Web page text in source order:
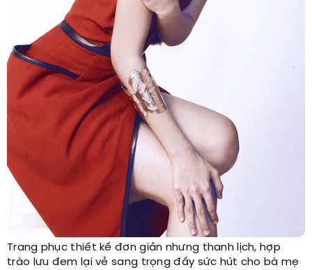
Trang phục thiết kế đơn giản nhưng thanh lịch, hợp
trào lưu đem lại vẻ sang trọng đầy sức hút cho bà mẹ